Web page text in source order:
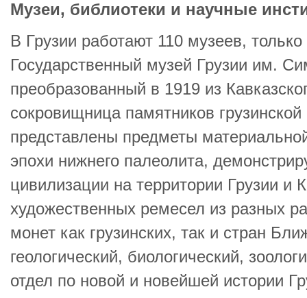
Музеи, библиотеки и научные
В Грузии работают 110 музеев,
Государственный музей Грузии им.
преобразованный в 1919 из
сокровищница памятников
представлены предметы
эпохи нижнего палеолита,
цивилизации на территории Грузии и
художественных ремесел из разных
монет как грузинских, так и стран
геологический, биологический,
отдел по новой и новейшей истории